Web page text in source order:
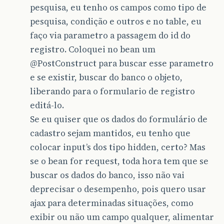
pesquisa, eu tenho os campos como tipo de
pesquisa, condição e outros e no table, eu
faço via parametro a passagem do id do
registro. Coloquei no bean um
@PostConstruct para buscar esse parametro
e se existir, buscar do banco o objeto,
liberando para o formulario de registro
editá-lo.
Se eu quiser que os dados do formulário de
cadastro sejam mantidos, eu tenho que
colocar input’s dos tipo hidden, certo? Mas
se o bean for request, toda hora tem que se
buscar os dados do banco, isso não vai
deprecisar o desempenho, pois quero usar
ajax para determinadas situações, como
exibir ou não um campo qualquer, alimentar